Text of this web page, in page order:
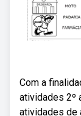
Com a
atividades 2º
atividades de